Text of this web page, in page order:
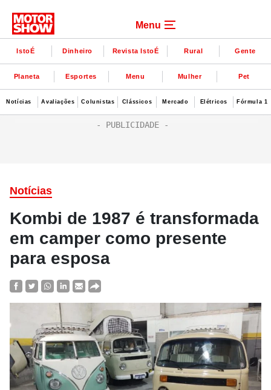
Menu
IstoÉ Dinheiro Revista IstoÉ Rural Gente
Planeta Esportes Menu Mulher Pet
Notícias Avaliações Colunistas Clássicos Mercado Elétricos Fórmula 1
Notícias
Kombi de 1987 é transformada
em camper como presente
para esposa